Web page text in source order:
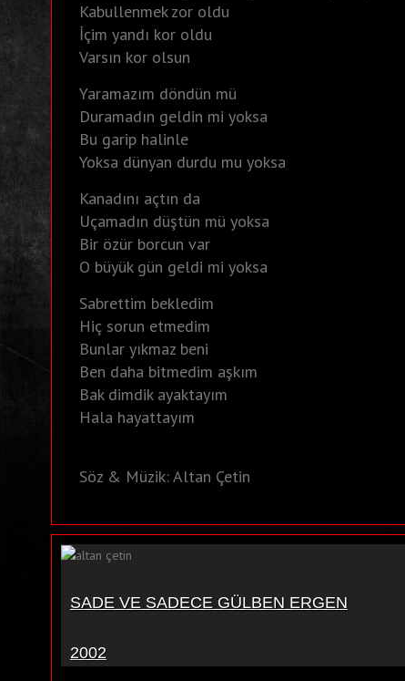
Kabullenmek zor oldu
İçim yandı kor oldu
Varsın kor olsun
Yaramazım döndün mü
Duramadın geldin mi yoksa
Bu garip halinle
Yoksa dünyan durdu mu yoksa
Kanadını açtın da
Uçamadın düştün mü yoksa
Bir özür borcun var
O büyük gün geldi mi yoksa
Sabrettim bekledim
Hiç sorun etmedim
Bunlar yıkmaz beni
Ben daha bitmedim aşkım
Bak dimdik ayaktayım
Hala hayattayım
Söz & Müzik: Altan Çetin
SADE VE SADECE GÜLBEN ERGEN
2002